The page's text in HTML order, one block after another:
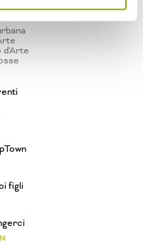
d'Arte
figli